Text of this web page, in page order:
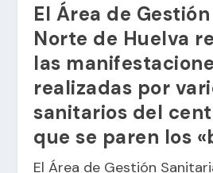
El Área de
Norte de Huelva
las
realizadas por
sanitarios del
que se paren los
El Área de Gestión